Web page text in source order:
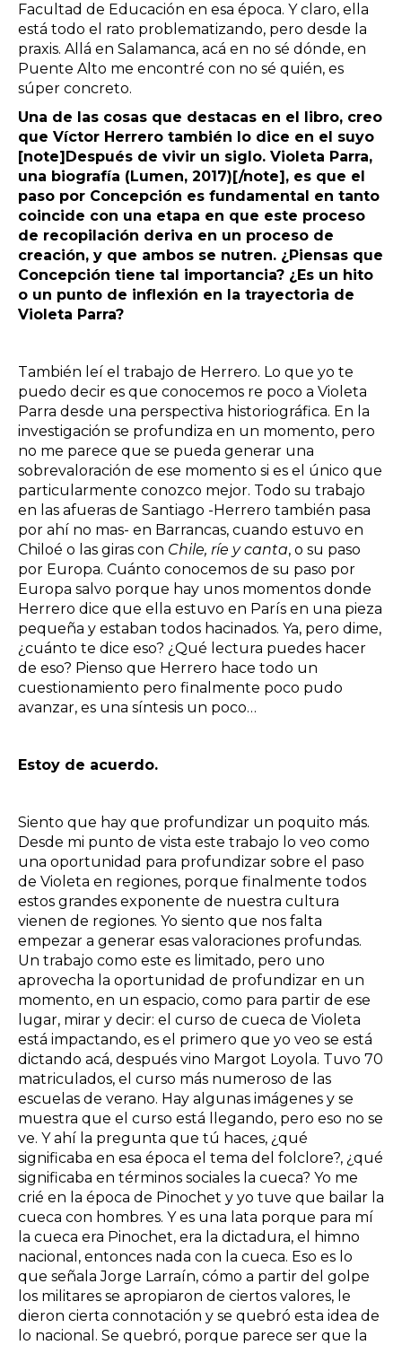
Facultad de Educación en esa época. Y claro, ella
está todo el rato problematizando, pero desde la
praxis. Allá en Salamanca, acá en no sé dónde, en
Puente Alto me encontré con no sé quién, es
súper concreto.
Una de las cosas que destacas en el libro, creo
que Víctor Herrero también lo dice en el suyo
[note]Después de vivir un siglo. Violeta Parra,
una biografía (Lumen, 2017)[/note], es que el
paso por Concepción es fundamental en tanto
coincide con una etapa en que este proceso
de recopilación deriva en un proceso de
creación, y que ambos se nutren. ¿Piensas que
Concepción tiene tal importancia? ¿Es un hito
o un punto de inflexión en la trayectoria de
Violeta Parra?
También leí el trabajo de Herrero. Lo que yo te
puedo decir es que conocemos re poco a Violeta
Parra desde una perspectiva historiográfica. En la
investigación se profundiza en un momento, pero
no me parece que se pueda generar una
sobrevaloración de ese momento si es el único que
particularmente conozco mejor. Todo su trabajo
en las afueras de Santiago -Herrero también pasa
por ahí no mas- en Barrancas, cuando estuvo en
Chiloé o las giras con Chile, ríe y canta, o su paso
por Europa. Cuánto conocemos de su paso por
Europa salvo porque hay unos momentos donde
Herrero dice que ella estuvo en París en una pieza
pequeña y estaban todos hacinados. Ya, pero dime,
¿cuánto te dice eso? ¿Qué lectura puedes hacer
de eso? Pienso que Herrero hace todo un
cuestionamiento pero finalmente poco pudo
avanzar, es una síntesis un poco…
Estoy de acuerdo.
Siento que hay que profundizar un poquito más.
Desde mi punto de vista este trabajo lo veo como
una oportunidad para profundizar sobre el paso
de Violeta en regiones, porque finalmente todos
estos grandes exponente de nuestra cultura
vienen de regiones. Yo siento que nos falta
empezar a generar esas valoraciones profundas.
Un trabajo como este es limitado, pero uno
aprovecha la oportunidad de profundizar en un
momento, en un espacio, como para partir de ese
lugar, mirar y decir: el curso de cueca de Violeta
está impactando, es el primero que yo veo se está
dictando acá, después vino Margot Loyola. Tuvo 70
matriculados, el curso más numeroso de las
escuelas de verano. Hay algunas imágenes y se
muestra que el curso está llegando, pero eso no se
ve. Y ahí la pregunta que tú haces, ¿qué
significaba en esa época el tema del folclore?, ¿qué
significaba en términos sociales la cueca? Yo me
crié en la época de Pinochet y yo tuve que bailar la
cueca con hombres. Y es una lata porque para mí
la cueca era Pinochet, era la dictadura, el himno
nacional, entonces nada con la cueca. Eso es lo
que señala Jorge Larraín, cómo a partir del golpe
los militares se apropiaron de ciertos valores, le
dieron cierta connotación y se quebró esta idea de
lo nacional. Se quebró, porque parece ser que la